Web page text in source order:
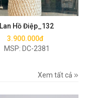
Lan Hồ Điệp_132
3.900.000đ
MSP: DC-2381
Mua ngay
Xem tất cả